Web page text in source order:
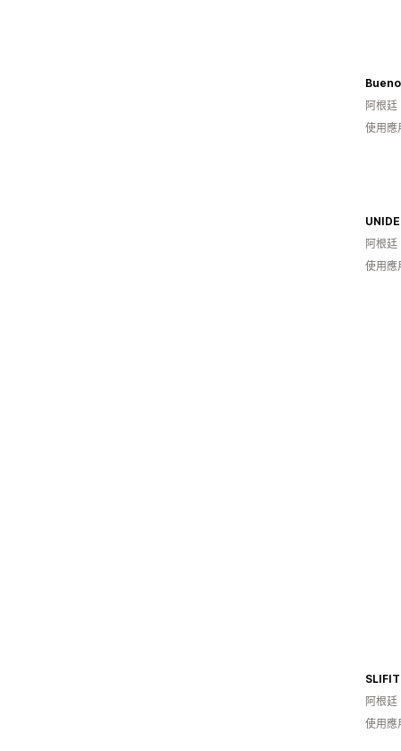
阿根廷
使用應
阿根廷
使用應
SLIFIT
阿根廷
使用應